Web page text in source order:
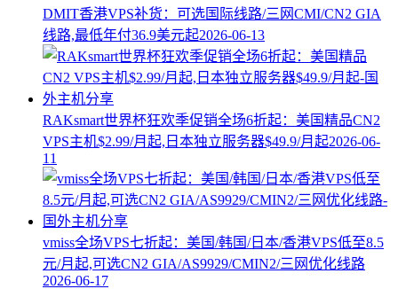
DMIT香港VPS补货：可选国际线路/三网CMI/CN2 GIA
线路,最低年付36.9美元起2026-06-13
RAKsmart世界杯狂欢季促销全场6折起：美国精品CN2
VPS主机$2.99/月起,日本独立服务器$49.9/月起2026-06-
11
vmiss全场VPS七折起：美国/韩国/日本/香港VPS低至8.5
元/月起,可选CN2 GIA/AS9929/CMIN2/三网优化线路
2026-06-17